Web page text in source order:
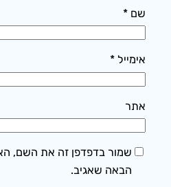
שם *
אימייל *
אתר
שמור בדפדפן זה את השם,
הבאה שאגיב.